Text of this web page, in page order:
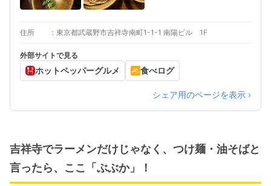
住所 東京都武蔵野市吉祥寺南町1-1-1 南陽ビル 1F
外部サイトで見る
ホットペッパーグルメ 食べログ
シェア用のページを表示 ›
吉祥寺でラーメンだけじゃなく、つけ麺・油そばと
言ったら、ここ「ぶぶか」！